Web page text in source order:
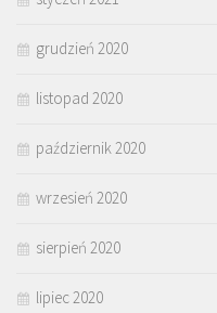
grudzień 2020
listopad 2020
październik 2020
wrzesień 2020
sierpień 2020
lipiec 2020